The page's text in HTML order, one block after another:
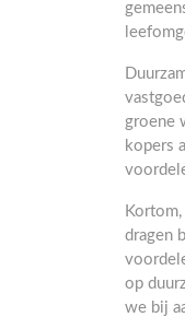
groene
kopers
dragen
op
we bij